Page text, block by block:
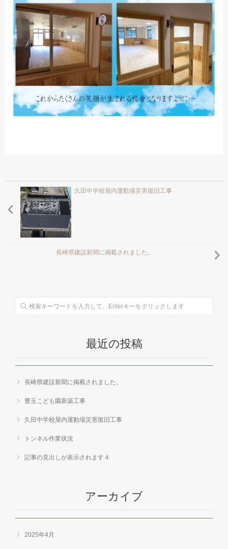
久田中学校屋内運動場災害復旧工事
長崎県建設新聞に掲載されました。
最近の投稿
長崎県建設新聞に掲載されました。
豊玉こども園新築工事
久田中学校屋内運動場災害復旧工事
トンネル作業状況
記事の見出しが表示されます４
アーカイブ
2025年4月